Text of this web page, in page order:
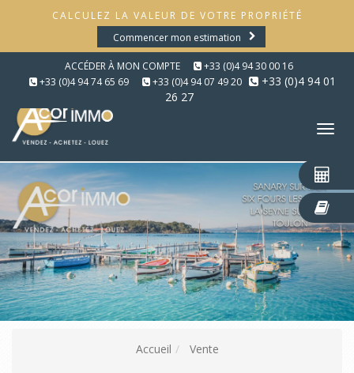
CALCULEZ LA VALEUR DE VOTRE PROPRIÉTÉ
Commencer mon estimation
ACCÉDER À MON COMPTE
+33 (0)4 94 30 00 16
+33 (0)4 94 74 65 69
+33 (0)4 94 07 49 20
+33 (0)4 94 01
26 27
Accueil Vente